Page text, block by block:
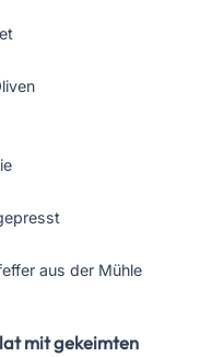
aus der Mühle
mit gekeimten